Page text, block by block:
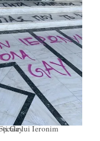
Suntem toți Gay